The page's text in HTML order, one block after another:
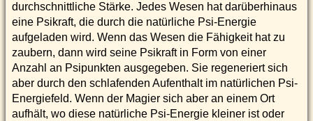
durchschnittliche Stärke. Jedes Wesen hat darüberhinaus
eine Psikraft, die durch die natürliche Psi-Energie
aufgeladen wird. Wenn das Wesen die Fähigkeit hat zu
zaubern, dann wird seine Psikraft in Form von einer
Anzahl an Psipunkten ausgegeben. Sie regeneriert sich
aber durch den schlafenden Aufenthalt im natürlichen Psi-
Energiefeld. Wenn der Magier sich aber an einem Ort
aufhält, wo diese natürliche Psi-Energie kleiner ist oder